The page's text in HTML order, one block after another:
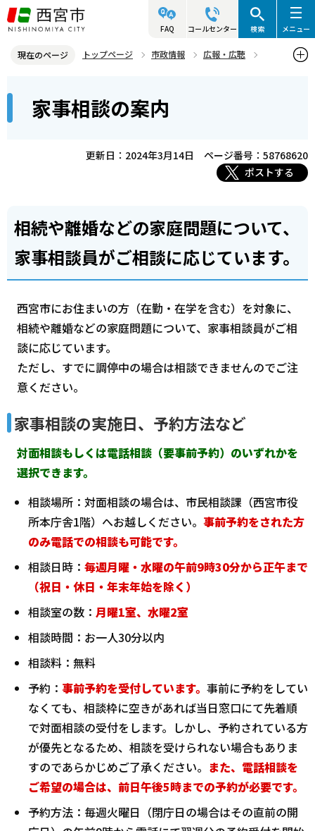
こ
の
ジ
先
FAQ コールセンター 検索 メニュー
現在のページ トップページ 市政情報
広報・広聴
こ
家事相談の案内
更新日：2024年3月14日
ページ番号：58768620
ポストする
相続や離婚などの家庭問題について、
家事相談員がご相談に応じています。
西宮市にお住まいの方（在勤・在学を含む）を対象に、
相続や離婚などの家庭問題について、家事相談員がご相
談に応じています。
ただし、すでに調停中の場合は相談できませんのでご注
意ください。
家事相談の実施日、予約方法など
対面相談もしくは電話相談（要事前予約）のいずれかを
選択できます。
相談場所：対面相談の場合は、市民相談課（西宮市役
所本庁舎1階）へお越しください。 事前予約をされた方
のみ電話での相談も可能です。
相談日時： 毎週月曜・水曜の午前9時30分から正午まで
（祝日・休日・年末年始を除く）
相談室の数： 月曜1室、水曜2室
相談時間：お一人30分以内
相談料：無料
予約： 事前予約を受付しています。 事前に予約をしてい
なくても、相談枠に空きがあれば当日窓口にて先着順
で対面相談の受付をします。しかし、予約されている方
が優先となるため、相談を受けられない場合もありま
すのであらかじめご了承ください。 また、電話相談を
ご希望の場合は、前日午後5時までの予約が必要です。
予約方法：毎週火曜日（閉庁日の場合はその直前の開